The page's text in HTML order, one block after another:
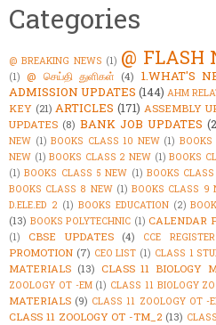
Categories
@ BREAKING NEWS (1) @ FLASH
(1) @ செய்தி துளிகள் (4) 1.WHAT'S
ADMISSION UPDATES (144) AHM
KEY (21) ARTICLES (171) ASSEMBLY
UPDATES (8) BANK JOB UPDATES
NEW (1) BOOKS CLASS 10 NEW (1)
NEW (1) BOOKS CLASS 2 NEW (1) BOOKS
(1) BOOKS CLASS 5 NEW (1) BOOKS
BOOKS CLASS 8 NEW (1) BOOKS CLASS 9
D.ELE.ED 2 (1) BOOKS EDUCATION (2)
(13) BOOKS POLYTECHNIC (1) CALENDAR
(1)
CBSE UPDATES (4) CCE REGISTER
PROMOTION (7) CEO LIST (1) CLASS 1
MATERIALS (13) CLASS 11 BIOLOGY
ZOOLOGY OT -EM (1) CLASS 11 BIOLOGY
MATERIALS (9) CLASS 11 ZOOLOGY OT -
CLASS 11 ZOOLOGY OT -TM_2 (13)